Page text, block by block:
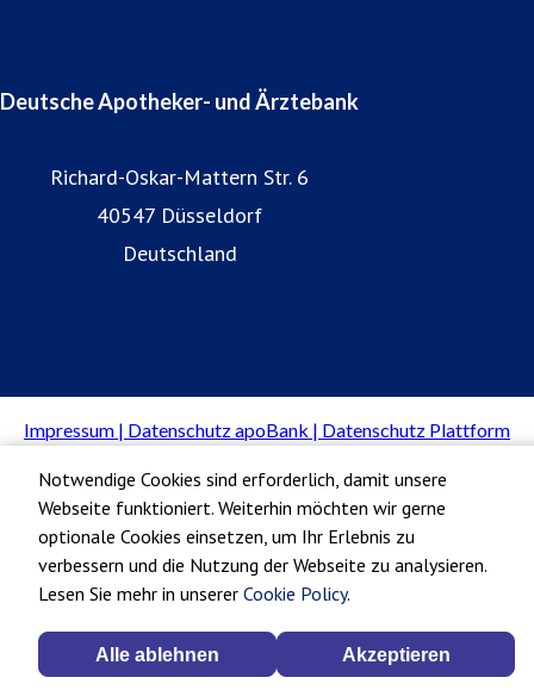
Notwendige Cookies sind erforderlich, damit unsere
Webseite funktioniert. Weiterhin möchten wir gerne
optionale Cookies einsetzen, um Ihr Erlebnis zu
verbessern und die Nutzung der Webseite zu analysieren.
Lesen Sie mehr in unserer Cookie Policy.
Alle ablehnen Akzeptieren
Deutsche Apotheker- und Ärztebank
Richard-Oskar-Mattern Str. 6
40547 Düsseldorf
Deutschland